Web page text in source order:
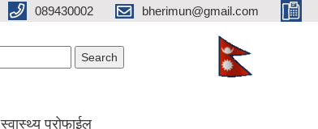
089430002 bherimun@gmail.com
स्वास्थ्य प्रोफाईल